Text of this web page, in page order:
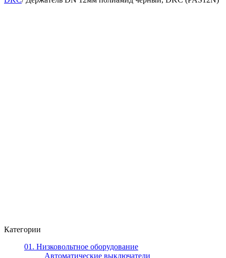
Категории
01. Низковольтное оборудование
Автоматические выключатели